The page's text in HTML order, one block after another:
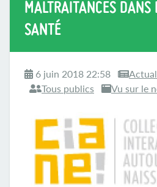
MALTRAITANCES DANS
SANTÉ
6 juin 2018 22:58
Tous publics
Vu sur le